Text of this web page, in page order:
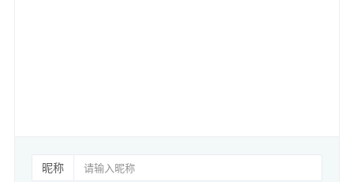
昵称